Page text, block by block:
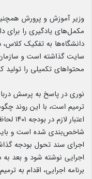
وزیر آموزش و پرورش همچنین
مکمل‌های یادگیری را برای
دانشگاه‌ها به تفکیک
سایت گذاشته است و
محتواهای تکمیلی را تولید
نوری در پاسخ به پرسش
ترمیم است،‌ با این روند
شاخص‌بندی شده است و
اجرای سند تحول بودجه
اجرایی نوشته شود و بعد
برنامه اجرایی، اقدام به